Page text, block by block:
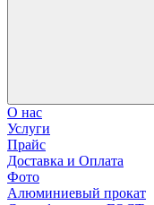
О нас
Услуги
Прайс
Доставка и Оплата
Фото
Алюминиевый прокат